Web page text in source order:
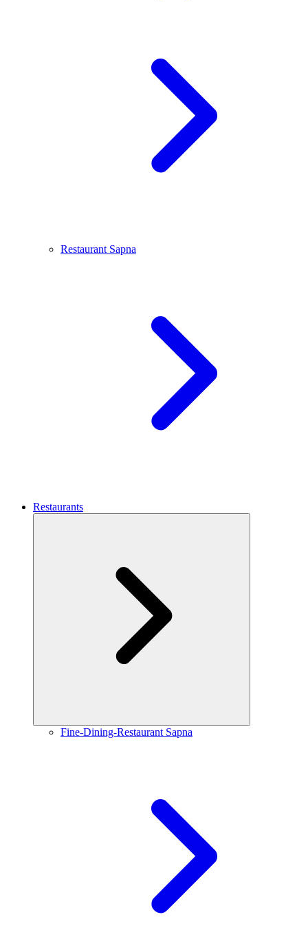
Restaurant Sapna
Restaurants
Fine-Dining-Restaurant Sapna